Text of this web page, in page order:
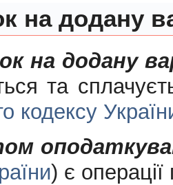
на додану
на додану
та
кодексу
) є операції